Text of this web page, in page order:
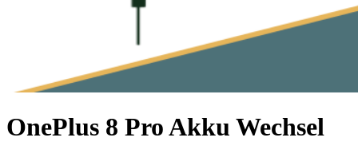
OnePlus 8 Pro Akku Wechsel